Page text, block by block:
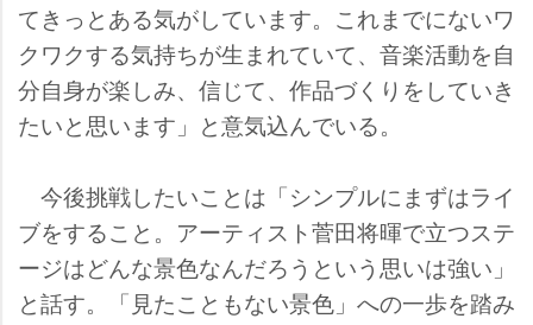
てきっとある気がしています。これまでにないワ
クワクする気持ちが生まれていて、音楽活動を自
分自身が楽しみ、信じて、作品づくりをしていき
たいと思います」と意気込んでいる。
今後挑戦したいことは「シンプルにまずはライ
ブをすること。アーティスト菅田将暉で立つステ
ージはどんな景色なんだろうという思いは強い」
と話す。「見たこともない景色」への一歩を踏み